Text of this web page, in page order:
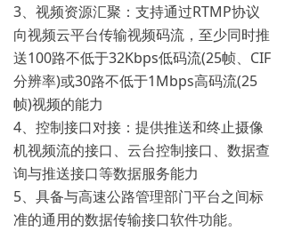
3、视频资源汇聚：支持通过RTMP协议
向视频云平台传输视频码流，至少同时推
送100路不低于32Kbps低码流(25帧、CIF
分辨率)或30路不低于1Mbps高码流(25
帧)视频的能力
4、控制接口对接：提供推送和终止摄像
机视频流的接口、云台控制接口、数据查
询与推送接口等数据服务能力
5、具备与高速公路管理部门平台之间标
准的通用的数据传输接口软件功能。